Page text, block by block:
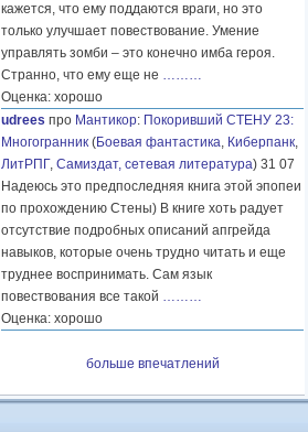
кажется, что ему поддаются враги, но это
только улучшает повествование. Умение
управлять зомби – это конечно имба героя.
Странно, что ему еще не ………
Оценка: хорошо
udrees про Мантикор: Покоривший СТЕНУ 23:
Многогранник (Боевая фантастика, Киберпанк,
ЛитРПГ, Самиздат, сетевая литература) 31 07
Надеюсь это предпоследняя книга этой эпопеи
по прохождению Стены) В книге хоть радует
отсутствие подробных описаний апгрейда
навыков, которые очень трудно читать и еще
труднее воспринимать. Сам язык
повествования все такой ………
Оценка: хорошо
больше впечатлений